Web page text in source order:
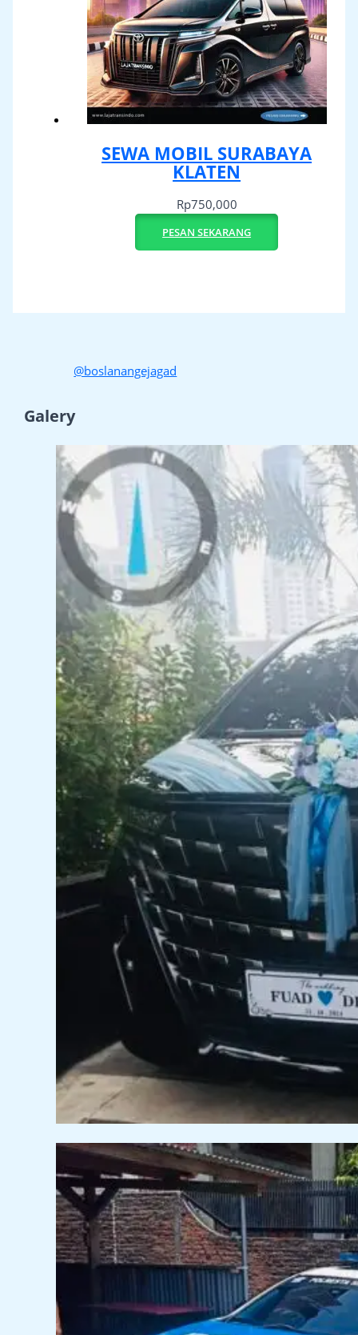
SEWA MOBIL SURABAYA
KLATEN
Rp750,000
PESAN SEKARANG
@boslanangejagad
Galery